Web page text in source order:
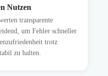
Nutzen
transparente
um Fehler schneller
trotz
zu halten.